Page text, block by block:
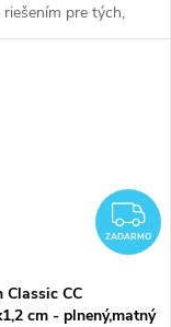
riešením pre tých,
elegantný a
ZADARMO
Classic CC
cm - plnený,matný